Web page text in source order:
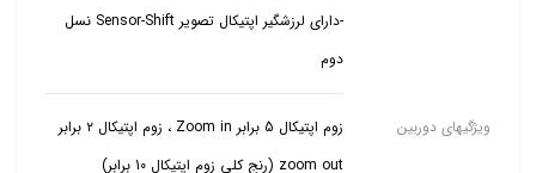
-دارای لرزشگیر اپتیکال تصویر Sensor-Shift نسل
دوم
ویژگیهای دوربین
زوم اپتیکال 5 برابر Zoom in ، زوم اپتیکال ۲ برابر
zoom out (رنج کلی زوم اپتیکال 10 برابر)